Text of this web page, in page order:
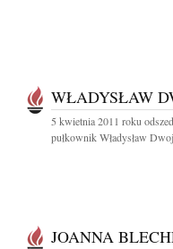
WŁADYSŁAW
5 kwietnia 2011 roku
pułkownik Władysław
JOANNA